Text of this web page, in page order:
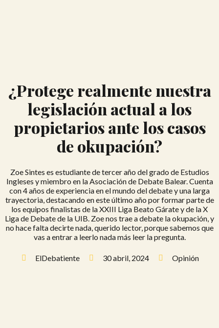
¿Protege realmente nuestra
legislación actual a los
propietarios ante los casos
de okupación?
Zoe Sintes es estudiante de tercer año del grado de Estudios
Ingleses y miembro en la Asociación de Debate Balear. Cuenta
con 4 años de experiencia en el mundo del debate y una larga
trayectoria, destacando en este último año por formar parte de
los equipos finalistas de la XXIII Liga Beato Gárate y de la X
Liga de Debate de la UIB. Zoe nos trae a debate la okupación, y
no hace falta decirte nada, querido lector, porque sabemos que
vas a entrar a leerlo nada más leer la pregunta.
ElDebatiente 30 abril, 2024 Opinión